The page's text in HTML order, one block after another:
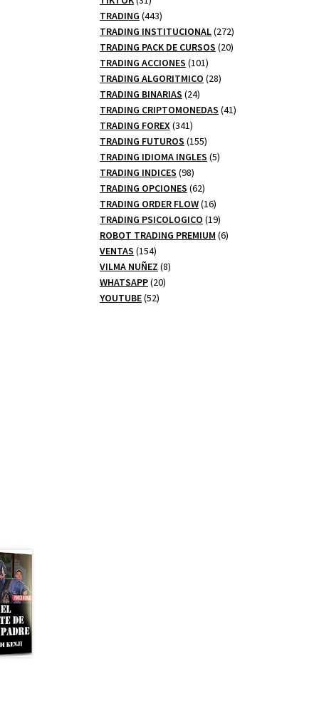
productos
TRADING 443443
productos
TRADING INSTITUCIONAL 272272
productos
TRADING PACK DE CURSOS 2020
TRADING ACCIONES 101101
productos
TRADING ALGORITMICO 2828
TRADING BINARIAS 2424
productos
TRADING CRIPTOMONEDAS 4141
TRADING FOREX 341341
productos
TRADING FUTUROS 155155
productos
TRADING IDIOMA INGLES 55
TRADING INDICES 9898
productos
TRADING OPCIONES 6262
productos
TRADING ORDER FLOW 1616
productos
TRADING PSICOLOGICO 1919
productos
ROBOT TRADING PREMIUM 66
VENTAS 154154
productos
VILMA NUÑEZ 88
WHATSAPP 2020
YOUTUBE 5252